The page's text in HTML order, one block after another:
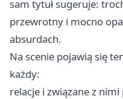
sam tytuł sugeruje:
przewrotny i mocno
absurdach.
Na scenie pojawią się
każdy:
relacje i związane z